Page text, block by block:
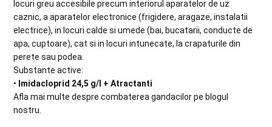
locuri greu accesibile precum interiorul aparatelor de uz
caznic, a aparatelor electronice (frigidere, aragaze, instalatii
electrice), in locuri calde si umede (bai, bucatarii, conducte de
apa, cuptoare), cat si in locuri intunecate, la crapaturile din
perete sau podea.
Substante active:
• Imidacloprid 24,5 g/l + Atractanti
Afla mai multe despre combaterea gandacilor pe blogul
nostru.